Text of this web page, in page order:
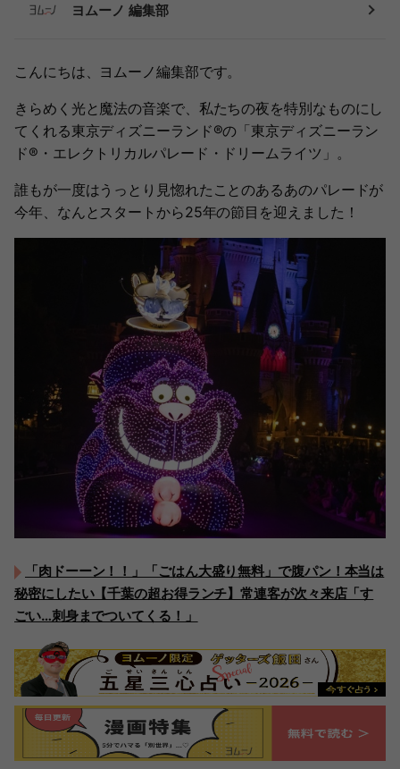
ヨムーノ 編集部
こんにちは、ヨムーノ編集部です。
きらめく光と魔法の音楽で、私たちの夜を特別なものにし
てくれる東京ディズニーランド®︎の「東京ディズニーラン
ド®︎・エレクトリカルパレード・ドリームライツ」。
誰もが一度はうっとり見惚れたことのあるあのパレードが
今年、なんとスタートから25年の節目を迎えました！
「肉ドーーン！！」「ごはん大盛り無料」で腹パン！本当は
秘密にしたい【千葉の超お得ランチ】常連客が次々来店「す
ごい…刺身までついてくる！」